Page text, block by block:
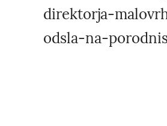
direktorja-
odsla-na-